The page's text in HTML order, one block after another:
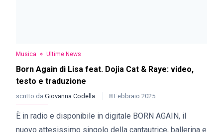
Musica Ultime News
Born Again di Lisa feat. Dojia Cat & Raye: video,
testo e traduzione
scritto da Giovanna Codella 8 Febbraio 2025
È in radio e disponibile in digitale BORN AGAIN, il
nuovo attesissimo singolo della cantautrice, ballerina e